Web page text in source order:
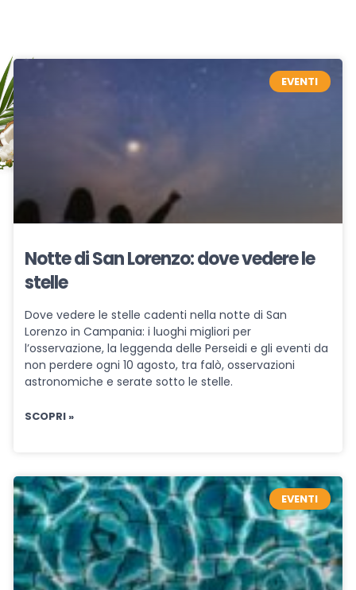
EVENTI
Notte di San Lorenzo: dove vedere le
stelle
Dove vedere le stelle cadenti nella notte di San
Lorenzo in Campania: i luoghi migliori per
l’osservazione, la leggenda delle Perseidi e gli eventi da
non perdere ogni 10 agosto, tra falò, osservazioni
astronomiche e serate sotto le stelle.
SCOPRI »
EVENTI